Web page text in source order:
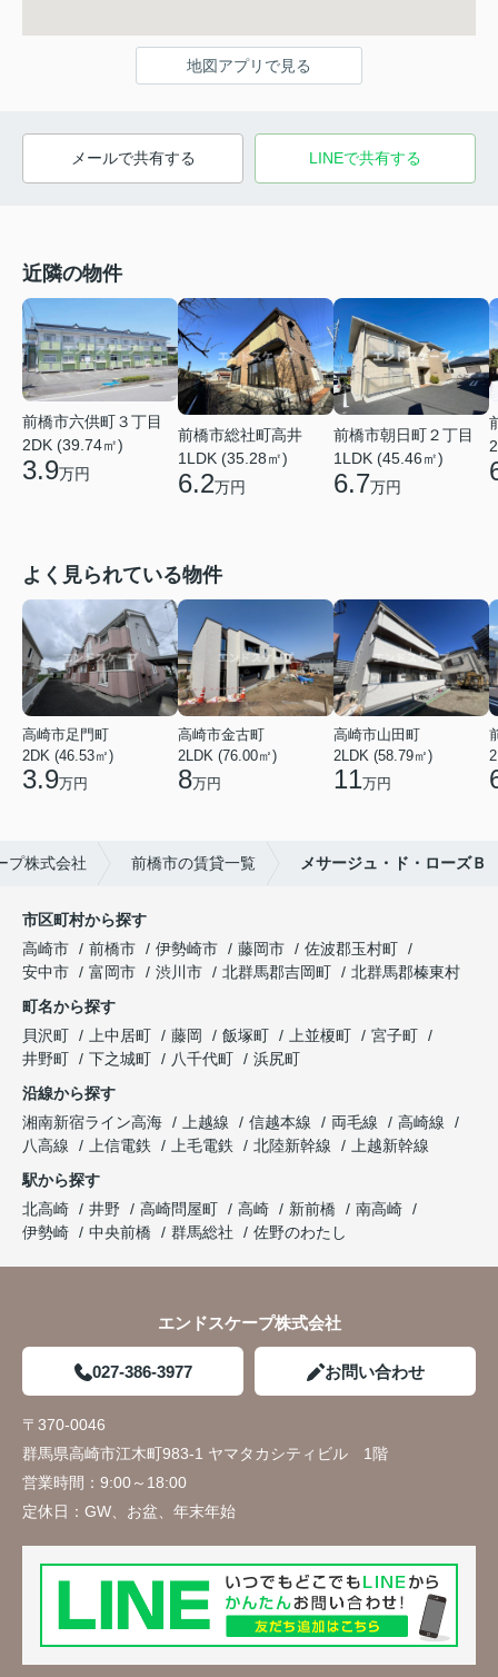
地図アプリで見る
メールで共有する LINEで共有する
近隣の物件
前橋市六供町３丁目
2DK (39.74㎡)
3.9万円
前橋市総社町高井
1LDK (35.28㎡)
6.2万円
前橋市朝日町２丁目
1LDK (45.46㎡)
6.7万円
よく見られている物件
高崎市足門町
2DK (46.53㎡)
3.9万円
高崎市金古町
2LDK (76.00㎡)
8万円
高崎市山田町
2LDK (58.79㎡)
11万円
プ株式会社 前橋市の賃貸一覧 メサージュ・ド・ローズＢ
市区町村から探す
高崎市
前橋市 伊勢崎市 藤岡市
佐波郡玉村町
安中市
富岡市 渋川市 北群馬郡吉岡町
北群馬郡榛東村
町名から探す
貝沢町
上中居町 藤岡 飯塚町 上並榎町
宮子町
井野町
下之城町 八千代町
浜尻町
沿線から探す
湘南新宿ライン高海
上越線 信越本線 両毛線
高崎線
八高線
上信電鉄 上毛電鉄 北陸新幹線
上越新幹線
駅から探す
北高崎
井野 高崎問屋町 高崎 新前橋
南高崎
伊勢崎
中央前橋 群馬総社 佐野のわたし
エンドスケープ株式会社
027-386-3977 お問い合わせ
〒370-0046
群馬県高崎市江木町983-1 ヤマタカシティビル 1階
営業時間： 9:00～18:00
定休日： GW、お盆、年末年始